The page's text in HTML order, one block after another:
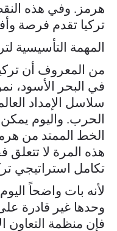
هرمز. وفي هذه
تركيا تقدم فرصة
المهمة التأسيسية
من المعروف أن
في البحر الأسود،
سلاسل الإمداد
الحرب. واليوم
الخط الممتد من
هذه المرة لا تتعلق
تكامل استراتيجي
لأنه بات واضحاً
وحدها غير قادرة
فإن منظمة التعاون